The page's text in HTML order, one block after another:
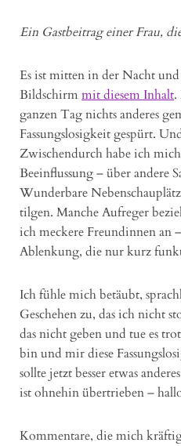
Ein Gastbeitrag einer Frau,
Es ist mitten in der Nacht
Bildschirmmit diesem Inhalt.
ganzen Tag nichts anderes
Fassungslosigkeit gespürt.
Zwischendurch habe ich
Beeinflussung – über andere
Wunderbare
tilgen. Manche Aufreger
ich meckere Freundinnen an
Ablenkung, die nur kurz
Ich fühle mich betäubt,
Geschehen zu, das ich nicht
das nicht geben und tue es
bin und mir diese
sollte jetzt besser etwas
ist ohnehin übertrieben –
Kommentare, die mich